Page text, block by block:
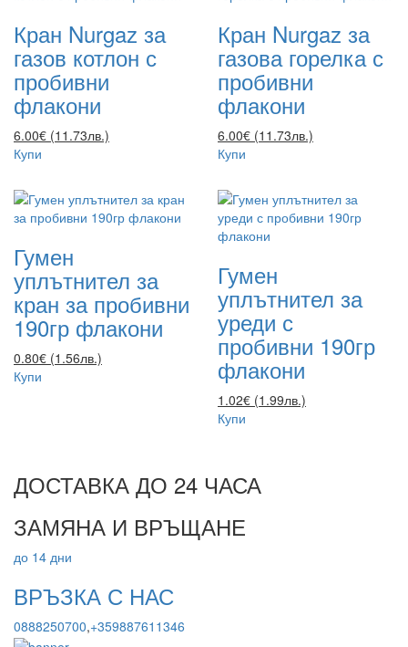
Кран Nurgaz за
газов котлон с
пробивни
флакони
6.00€ (11.73лв.)
Купи
Кран Nurgaz за
газова горелка с
пробивни
флакони
6.00€ (11.73лв.)
Купи
Гумен
уплътнител за
кран за пробивни
190гр флакони
0.80€ (1.56лв.)
Купи
Гумен
уплътнител за
уреди с
пробивни 190гр
флакони
1.02€ (1.99лв.)
Купи
ДОСТАВКА ДО 24 ЧАСА
ЗАМЯНА И ВРЪЩАНЕ
до 14 дни
ВРЪЗКА С НАС
0888250700,+359887611346